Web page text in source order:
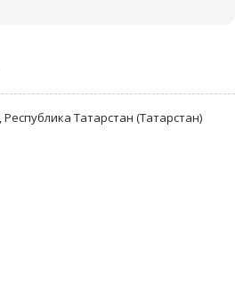
Татарстан (Татарстан)